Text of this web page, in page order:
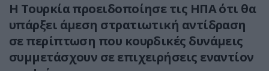
Η Τουρκία προειδοποίησε τις ΗΠΑ ότι θα
υπάρξει άμεση στρατιωτική αντίδραση
σε περίπτωση που κουρδικές δυνάμεις
συμμετάσχουν σε επιχειρήσεις εναντίον